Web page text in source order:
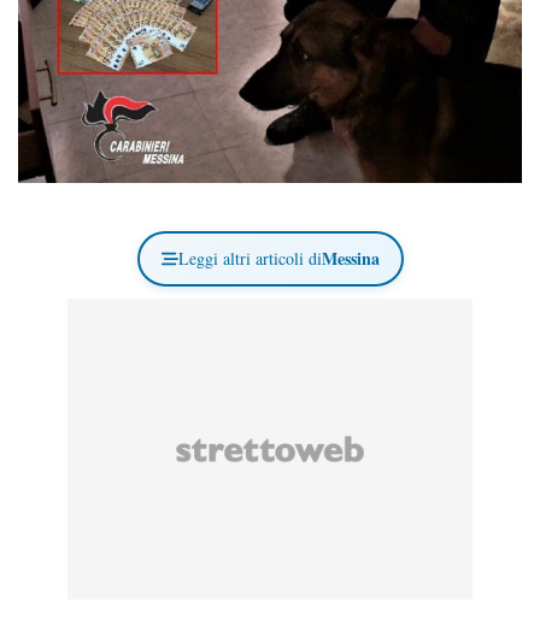
Leggi altri articoli diMessina